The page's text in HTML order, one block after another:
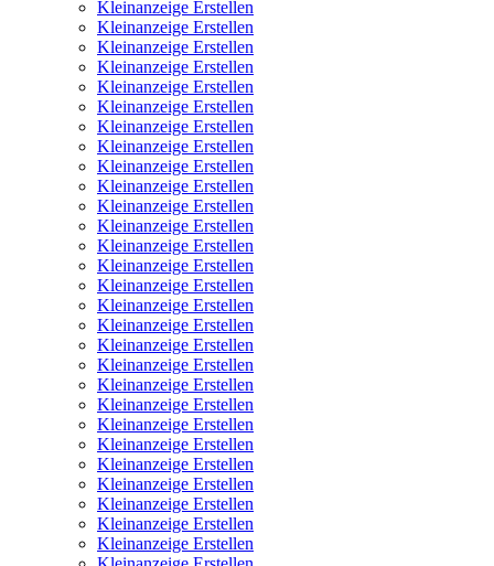
Kleinanzeige Erstellen
Kleinanzeige Erstellen
Kleinanzeige Erstellen
Kleinanzeige Erstellen
Kleinanzeige Erstellen
Kleinanzeige Erstellen
Kleinanzeige Erstellen
Kleinanzeige Erstellen
Kleinanzeige Erstellen
Kleinanzeige Erstellen
Kleinanzeige Erstellen
Kleinanzeige Erstellen
Kleinanzeige Erstellen
Kleinanzeige Erstellen
Kleinanzeige Erstellen
Kleinanzeige Erstellen
Kleinanzeige Erstellen
Kleinanzeige Erstellen
Kleinanzeige Erstellen
Kleinanzeige Erstellen
Kleinanzeige Erstellen
Kleinanzeige Erstellen
Kleinanzeige Erstellen
Kleinanzeige Erstellen
Kleinanzeige Erstellen
Kleinanzeige Erstellen
Kleinanzeige Erstellen
Kleinanzeige Erstellen